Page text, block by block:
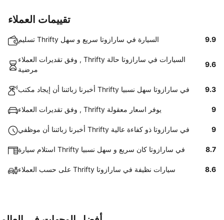
تقييمات العملاء
تسليم Thrifty السيارة في سارازوتا سريع و سهل 9.9
وفق تقديرات العملاء , Thrifty السيارات في سارازوتا حالة
مرضية
9.6
أخبرنا زبائننا أن إيجاد مكتب Thrifty في سارازوتا سهل نسبيا 9.3
وفق تقديرات العملاء , Thrifty يوفر اسعار معقولة 9
أخبرنا زبائننا أن موظفي Thrifty في سارازوتا ذو كفاءة عالية 9
استلام سيارة Thrifty في سارازوتا كان سريع و سهل نسبيا 8.7
على حسب العملاء Thrifty سيارات نظيفة في سارازوتا 8.6